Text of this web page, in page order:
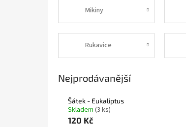
Mikiny
Rukavice
Nejprodávanější
Šátek - Eukaliptus
Skladem (3 ks)
120 Kč